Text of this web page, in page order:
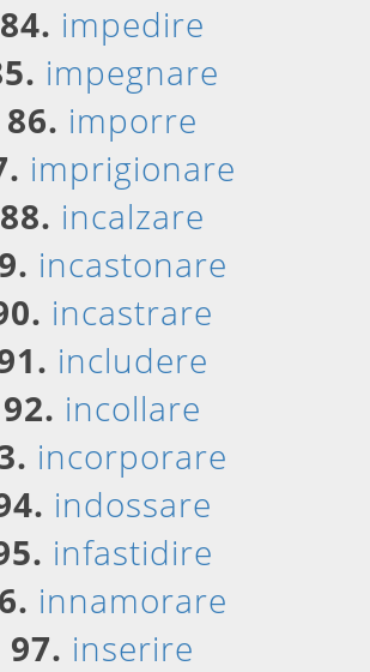
84. impedire
impegnare
86. imporre
imprigionare
88. incalzare
incastonare
incastrare
includere
92. incollare
incorporare
indossare
infastidire
innamorare
97. inserire